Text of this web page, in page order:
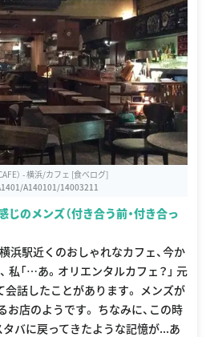
） - 横浜/カフェ [食べログ]
A140101/14003211
じのメンズ（付き合う前・付き合っ
横浜駅近くのおしゃれなカフェ、今か
私「…あ。オリエンタルカフェ？」 元
会話したことがあります。 メンズが
店のようです。 ちなみに、この時
タバに戻ってきたような記憶が...あ